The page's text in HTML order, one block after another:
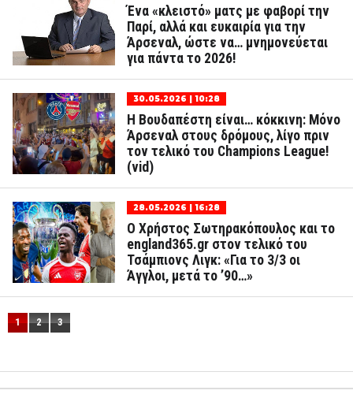
Ένα «κλειστό» ματς με φαβορί την
Παρί, αλλά και ευκαιρία για την
Άρσεναλ, ώστε να… μνημονεύεται
για πάντα το 2026!
30.05.2026 | 10:28
Η Βουδαπέστη είναι… κόκκινη: Μόνο
Άρσεναλ στους δρόμους, λίγο πριν
τον τελικό του Champions League!
(vid)
28.05.2026 | 16:28
Ο Χρήστος Σωτηρακόπουλος και το
england365.gr στον τελικό του
Τσάμπιονς Λιγκ: «Για το 3/3 οι
Άγγλοι, μετά το ’90…»
1 2 3